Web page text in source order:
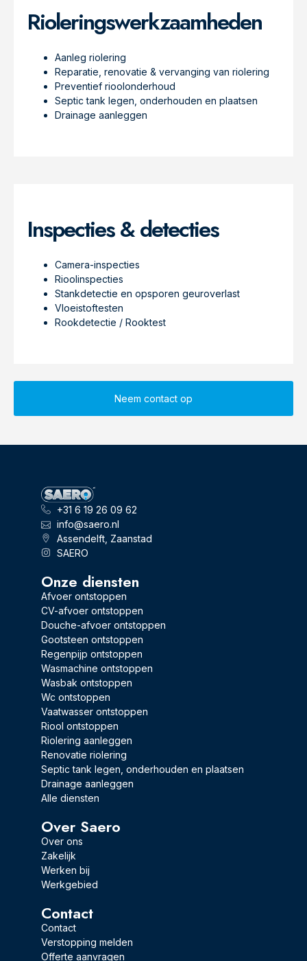
Rioleringswerkzaamheden
Aanleg riolering
Reparatie, renovatie & vervanging van riolering
Preventief rioolonderhoud
Septic tank legen, onderhouden en plaatsen
Drainage aanleggen
Inspecties & detecties
Camera-inspecties
Rioolinspecties
Stankdetectie en opsporen geuroverlast
Vloeistoftesten
Rookdetectie / Rooktest
Neem contact op
+31 6 19 26 09 62
info@saero.nl
Assendelft, Zaanstad
SAERO
Onze diensten
Afvoer ontstoppen
CV-afvoer ontstoppen
Douche-afvoer ontstoppen
Gootsteen ontstoppen
Regenpijp ontstoppen
Wasmachine ontstoppen
Wasbak ontstoppen
Wc ontstoppen
Vaatwasser ontstoppen
Riool ontstoppen
Riolering aanleggen
Renovatie riolering
Septic tank legen, onderhouden en plaatsen
Drainage aanleggen
Alle diensten
Over Saero
Over ons
Zakelijk
Werken bij
Werkgebied
Contact
Contact
Verstopping melden
Offerte aanvragen